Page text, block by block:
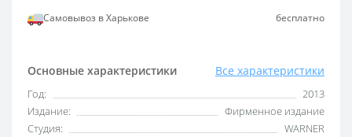
Основные характеристики Все характеристики
Год:
2013
Издание:
Фирменное издание
Студия:
WARNER
Самовывоз в Харькове бесплатно